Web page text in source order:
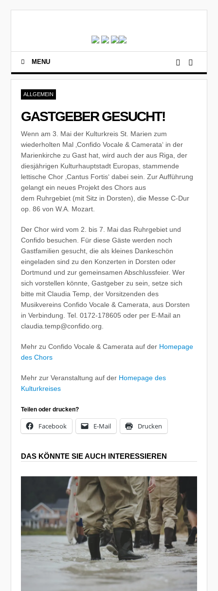
MENU
ALLGEMEIN
GASTGEBER GESUCHT!
Wenn am 3. Mai der Kulturkreis St. Marien zum
wiederholten Mal ‚Confido Vocale & Camerata‘ in der
Marienkirche zu Gast hat, wird auch der aus Riga, der
diesjährigen Kulturhauptstadt Europas, stammende
lettische Chor ‚Cantus Fortis‘ dabei sein. Zur Aufführung
gelangt ein neues Projekt des Chors aus
dem Ruhrgebiet (mit Sitz in Dorsten), die Messe C-Dur
op. 86 von W.A. Mozart.
Der Chor wird vom 2. bis 7. Mai das Ruhrgebiet und
Confido besuchen. Für diese Gäste werden noch
Gastfamilien gesucht, die als kleines Dankeschön
eingeladen sind zu den Konzerten in Dorsten oder
Dortmund und zur gemeinsamen Abschlussfeier. Wer
sich vorstellen könnte, Gastgeber zu sein, setze sich
bitte mit Claudia Temp, der Vorsitzenden des
Musikvereins Confido Vocale & Camerata, aus Dorsten
in Verbindung. Tel. 0172-178605 oder per E-Mail an
claudia.temp@confido.org.
Mehr zu Confido Vocale & Camerata auf der Homepage
des Chors
Mehr zur Veranstaltung auf der Homepage des
Kulturkreises
Teilen oder drucken?
Facebook E-Mail Drucken
DAS KÖNNTE SIE AUCH INTERESSIEREN